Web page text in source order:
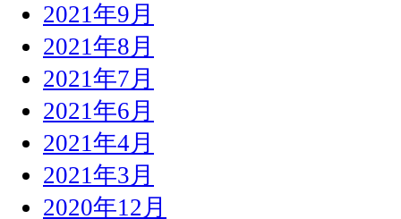
2021年9月
2021年8月
2021年7月
2021年6月
2021年4月
2021年3月
2020年12月